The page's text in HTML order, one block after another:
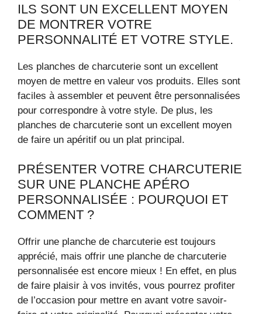
ILS SONT UN EXCELLENT MOYEN
DE MONTRER VOTRE
PERSONNALITÉ ET VOTRE STYLE.
Les planches de charcuterie sont un excellent
moyen de mettre en valeur vos produits. Elles sont
faciles à assembler et peuvent être personnalisées
pour correspondre à votre style. De plus, les
planches de charcuterie sont un excellent moyen
de faire un apéritif ou un plat principal.
PRÉSENTER VOTRE CHARCUTERIE
SUR UNE PLANCHE APÉRO
PERSONNALISÉE : POURQUOI ET
COMMENT ?
Offrir une planche de charcuterie est toujours
apprécié, mais offrir une planche de charcuterie
personnalisée est encore mieux ! En effet, en plus
de faire plaisir à vos invités, vous pourrez profiter
de l’occasion pour mettre en avant votre savoir-